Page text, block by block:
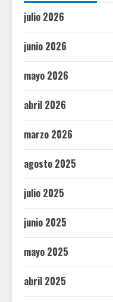
julio 2026
junio 2026
mayo 2026
abril 2026
marzo 2026
agosto 2025
julio 2025
junio 2025
mayo 2025
abril 2025